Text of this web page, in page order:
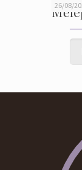
26/08/